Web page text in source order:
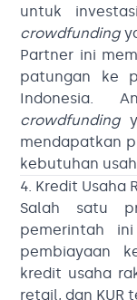
untuk
crowdfunding
Partner ini
patungan ke
Indonesia.
crowdfunding
mendapatkan
kebutuhan
4. Kredit Usaha
Salah satu
pemerintah
pembiayaan
kredit usaha
retail, dan KUR